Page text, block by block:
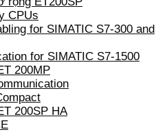
CPUs
for SIMATIC S7-300 and
for SIMATIC S7-1500
200MP
200SP HA